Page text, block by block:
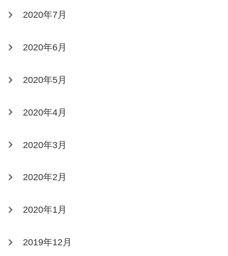
2020年7月
2020年6月
2020年5月
2020年4月
2020年3月
2020年2月
2020年1月
2019年12月